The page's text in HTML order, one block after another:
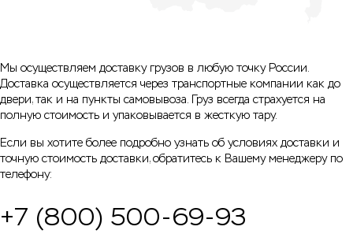
Мы осуществляем доставку грузов в любую точку России.
Доставка осуществляется через транспортные компании как до
двери, так и на пункты самовывоза. Груз всегда страхуется на
полную стоимость и упаковывается в жесткую тару.
Если вы хотите более подробно узнать об условиях доставки и
точную стоимость доставки, обратитесь к Вашему менеджеру по
телефону:
+7 (800) 500-69-93